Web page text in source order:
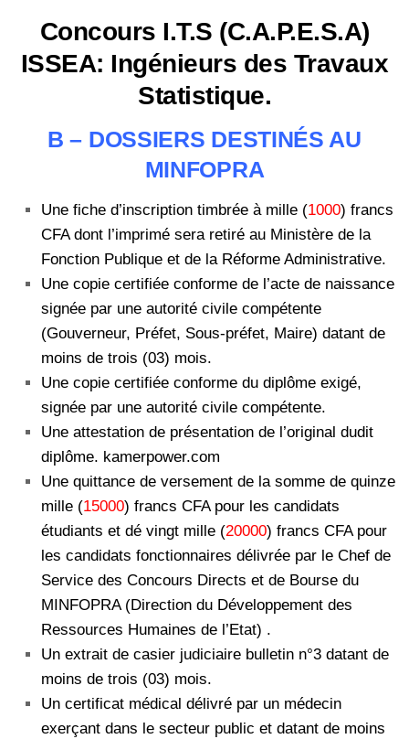
Concours I.T.S (C.A.P.E.S.A)
ISSEA: Ingénieurs des Travaux
Statistique.
B – DOSSIERS DESTINÉS AU
MINFOPRA
Une fiche d’inscription timbrée à mille (1000) francs
CFA dont l’imprimé sera retiré au Ministère de la
Fonction Publique et de la Réforme Administrative.
Une copie certifiée conforme de l’acte de naissance
signée par une autorité civile compétente
(Gouverneur, Préfet, Sous-préfet, Maire) datant de
moins de trois (03) mois.
Une copie certifiée conforme du diplôme exigé,
signée par une autorité civile compétente.
Une attestation de présentation de l’original dudit
diplôme. kamerpower.com
Une quittance de versement de la somme de quinze
mille (15000) francs CFA pour les candidats
étudiants et dé vingt mille (20000) francs CFA pour
les candidats fonctionnaires délivrée par le Chef de
Service des Concours Directs et de Bourse du
MINFOPRA (Direction du Développement des
Ressources Humaines de l’Etat) .
Un extrait de casier judiciaire bulletin n°3 datant de
moins de trois (03) mois.
Un certificat médical délivré par un médecin
exerçant dans le secteur public et datant de moins